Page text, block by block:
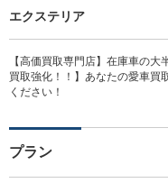
エクステリア
【高価買取専門店】在庫車の
買取強化！！】あなたの愛車買
ください！
プラン